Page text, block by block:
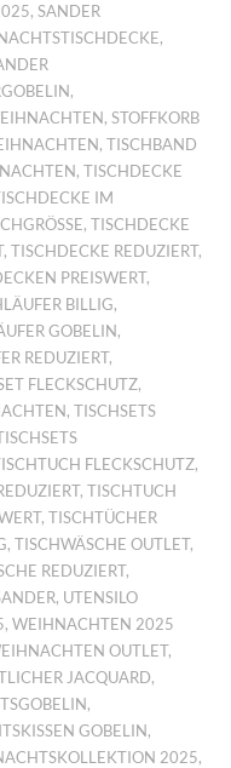
,SANDER
,
,
,STOFFKORB
,TISCHBAND
,TISCHDECKE
IM
,TISCHDECKE
,TISCHDECKE REDUZIERT,
PREISWERT,
BILLIG,
GOBELIN,
REDUZIERT,
FLECKSCHUTZ,
,TISCHSETS
FLECKSCHUTZ,
,TISCHTUCH
,TISCHTÜCHER
,TISCHWÄSCHE OUTLET,
REDUZIERT,
, UTENSILO
,WEIHNACHTEN 2025
OUTLET,
JACQUARD,
,
GOBELIN,
2025,